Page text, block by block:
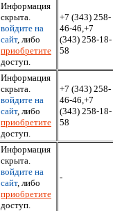
Информация
скрыта.
войдите на
сайт, либо
приобретите
доступ.
+7 (343) 258-
46-46,+7
(343) 258-18-
58
Информация
скрыта.
войдите на
сайт, либо
приобретите
доступ.
+7 (343) 258-
46-46,+7
(343) 258-18-
58
Информация
скрыта.
войдите на
сайт, либо
приобретите
доступ.
-